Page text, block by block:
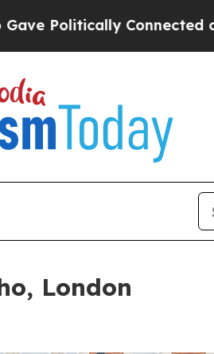
oil Companies —
London